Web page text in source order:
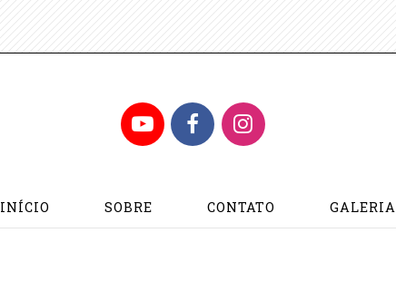
YouTubeFacebookInstagram
INÍCIO SOBRE CONTATO GALERIA